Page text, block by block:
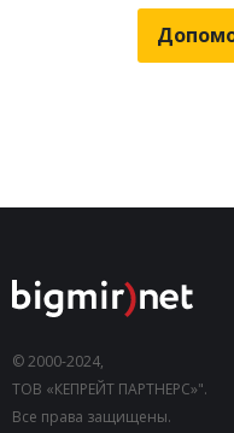
© 2000-2024,
ТОВ «КЕПРЕЙТ ПАРТНЕРС»".
Все права защищены.